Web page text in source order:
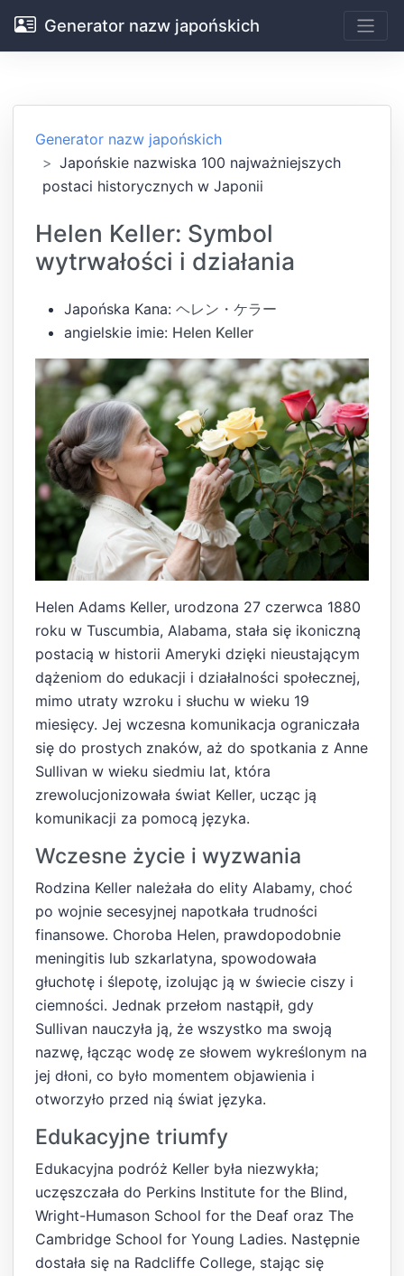
Generator nazw japońskich
Generator nazw japońskich
Japońskie nazwiska 100 najważniejszych
postaci historycznych w Japonii
Helen Keller: Symbol
wytrwałości i działania
Japońska Kana: ヘレン・ケラー
angielskie imie: Helen Keller
Helen Adams Keller, urodzona 27 czerwca 1880
roku w Tuscumbia, Alabama, stała się ikoniczną
postacią w historii Ameryki dzięki nieustającym
dążeniom do edukacji i działalności społecznej,
mimo utraty wzroku i słuchu w wieku 19
miesięcy. Jej wczesna komunikacja ograniczała
się do prostych znaków, aż do spotkania z Anne
Sullivan w wieku siedmiu lat, która
zrewolucjonizowała świat Keller, ucząc ją
komunikacji za pomocą języka.
Wczesne życie i wyzwania
Rodzina Keller należała do elity Alabamy, choć
po wojnie secesyjnej napotkała trudności
finansowe. Choroba Helen, prawdopodobnie
meningitis lub szkarlatyna, spowodowała
głuchotę i ślepotę, izolując ją w świecie ciszy i
ciemności. Jednak przełom nastąpił, gdy
Sullivan nauczyła ją, że wszystko ma swoją
nazwę, łącząc wodę ze słowem wykreślonym na
jej dłoni, co było momentem objawienia i
otworzyło przed nią świat języka.
Edukacyjne triumfy
Edukacyjna podróż Keller była niezwykła;
uczęszczała do Perkins Institute for the Blind,
Wright-Humason School for the Deaf oraz The
Cambridge School for Young Ladies. Następnie
dostała się na Radcliffe College, stając się